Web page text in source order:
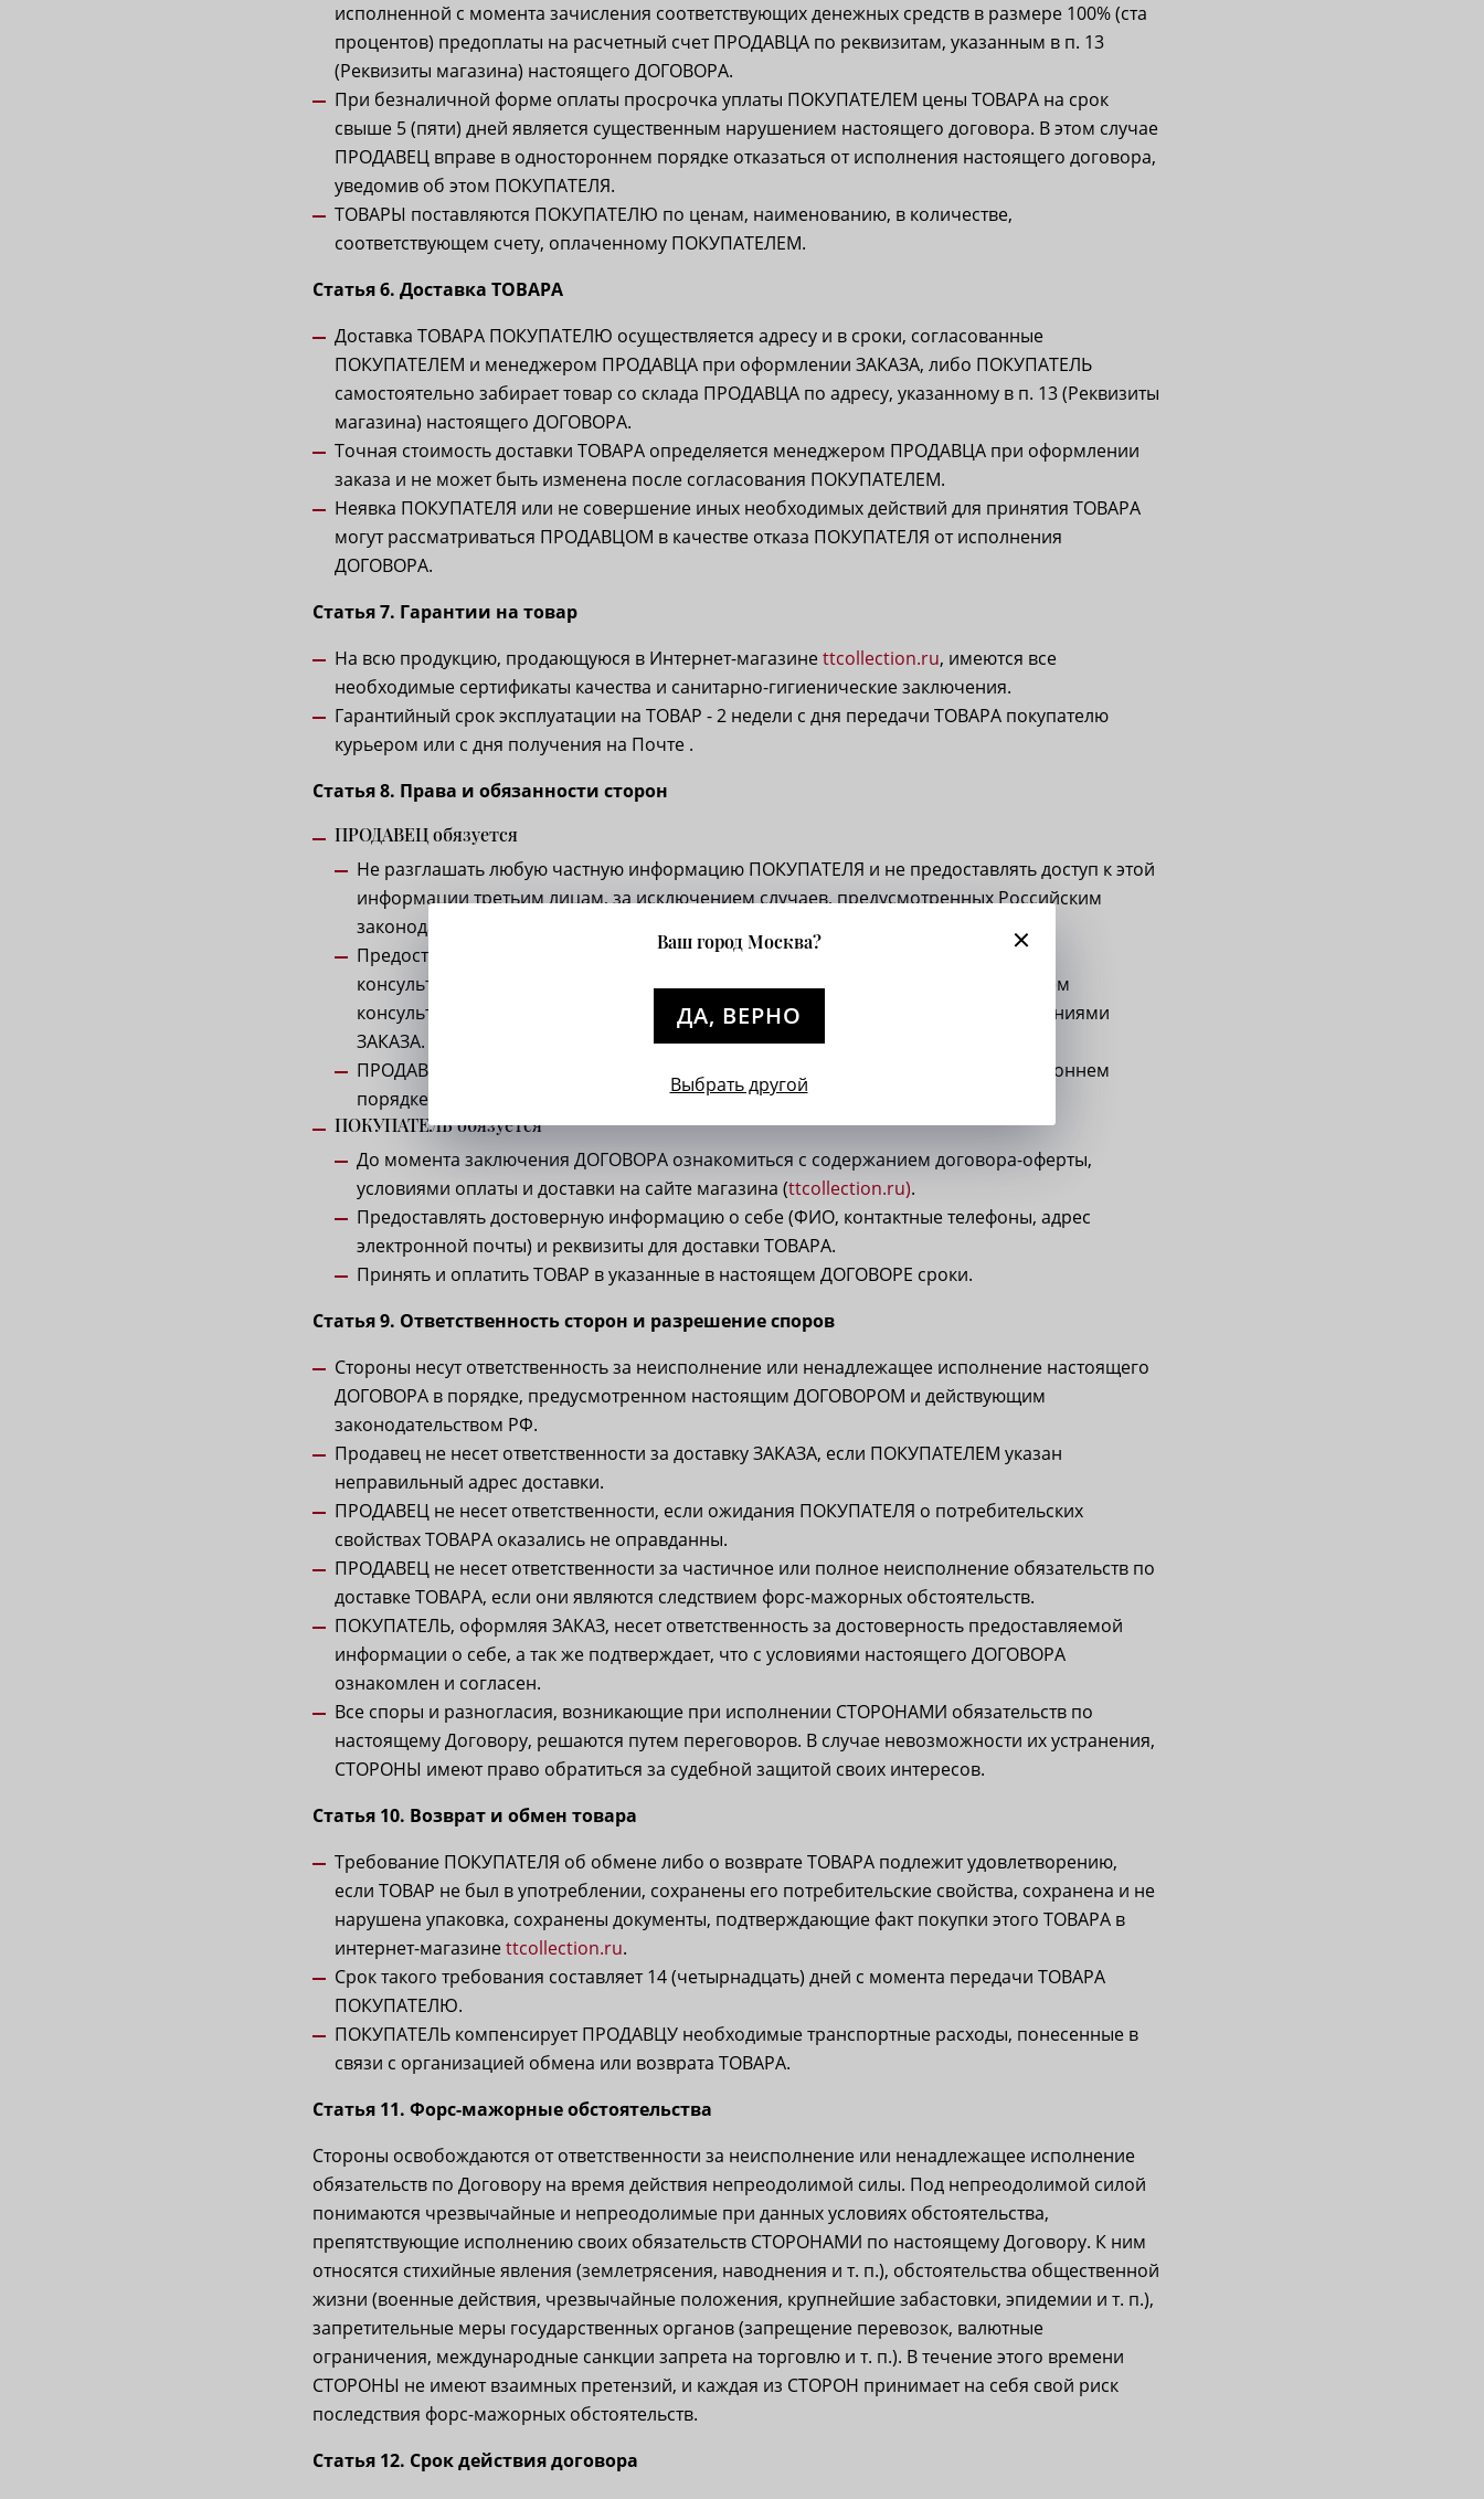
исполненной с момента зачисления соответствующих денежных средств в размере 100% (ста
процентов) предоплаты на расчетный счет ПРОДАВЦА по реквизитам, указанным в п. 13
(Реквизиты магазина) настоящего ДОГОВОРА.
При безналичной форме оплаты просрочка уплаты ПОКУПАТЕЛЕМ цены ТОВАРА на срок
свыше 5 (пяти) дней является существенным нарушением настоящего договора. В этом случае
ПРОДАВЕЦ вправе в одностороннем порядке отказаться от исполнения настоящего договора,
уведомив об этом ПОКУПАТЕЛЯ.
ТОВАРЫ поставляются ПОКУПАТЕЛЮ по ценам, наименованию, в количестве,
соответствующем счету, оплаченному ПОКУПАТЕЛЕМ.
Статья 6. Доставка ТОВАРА
Доставка ТОВАРА ПОКУПАТЕЛЮ осуществляется адресу и в сроки, согласованные
ПОКУПАТЕЛЕМ и менеджером ПРОДАВЦА при оформлении ЗАКАЗА, либо ПОКУПАТЕЛЬ
самостоятельно забирает товар со склада ПРОДАВЦА по адресу, указанному в п. 13 (Реквизиты
магазина) настоящего ДОГОВОРА.
Точная стоимость доставки ТОВАРА определяется менеджером ПРОДАВЦА при оформлении
заказа и не может быть изменена после согласования ПОКУПАТЕЛЕМ.
Неявка ПОКУПАТЕЛЯ или не совершение иных необходимых действий для принятия ТОВАРА
могут рассматриваться ПРОДАВЦОМ в качестве отказа ПОКУПАТЕЛЯ от исполнения
ДОГОВОРА.
Статья 7. Гарантии на товар
На всю продукцию, продающуюся в Интернет-магазинеttcollection.ru, имеются все
необходимые сертификаты качества и санитарно-гигиенические заключения.
Гарантийный срок эксплуатации на ТОВАР - 2 недели с дня передачи ТОВАРА покупателю
курьером или с дня получения на Почте .
Статья 8. Права и обязанности сторон
ПРОДАВЕЦ обязуется
Не разглашать любую частную информацию ПОКУПАТЕЛЯ и не предоставлять доступ к этой
информации третьим лицам, за исключением случаев, предусмотренных Российским
законодательством.
Предоставить ПОКУПАТЕЛЮ возможность получения бесплатных телефонных
консультаций по телефонам, указанным на сайте магазина (
. Объем
консультаций ограничивается конкретными вопросами, связанными с выполнениями
ЗАКАЗА.
ПРОДАВЕЦ оставляет за собой право изменять настоящий ДОГОВОР в одностороннем
порядке до момента его заключения.
ПОКУПАТЕЛЬ обязуется
До момента заключения ДОГОВОРА ознакомиться с содержанием договора-оферты,
условиями оплаты и доставки на сайте магазина (ttcollection.ru).
Предоставлять достоверную информацию о себе (ФИО, контактные телефоны, адрес
электронной почты) и реквизиты для доставки ТОВАРА.
Принять и оплатить ТОВАР в указанные в настоящем ДОГОВОРЕ сроки.
Статья 9. Ответственность сторон и разрешение споров
Стороны несут ответственность за неисполнение или ненадлежащее исполнение настоящего
ДОГОВОРА в порядке, предусмотренном настоящим ДОГОВОРОМ и действующим
законодательством РФ.
Продавец не несет ответственности за доставку ЗАКАЗА, если ПОКУПАТЕЛЕМ указан
неправильный адрес доставки.
ПРОДАВЕЦ не несет ответственности, если ожидания ПОКУПАТЕЛЯ о потребительских
свойствах ТОВАРА оказались не оправданны.
ПРОДАВЕЦ не несет ответственности за частичное или полное неисполнение обязательств по
доставке ТОВАРА, если они являются следствием форс-мажорных обстоятельств.
ПОКУПАТЕЛЬ, оформляя ЗАКАЗ, несет ответственность за достоверность предоставляемой
информации о себе, а так же подтверждает, что с условиями настоящего ДОГОВОРА
ознакомлен и согласен.
Все споры и разногласия, возникающие при исполнении СТОРОНАМИ обязательств по
настоящему Договору, решаются путем переговоров. В случае невозможности их устранения,
СТОРОНЫ имеют право обратиться за судебной защитой своих интересов.
Статья 10. Возврат и обмен товара
Требование ПОКУПАТЕЛЯ об обмене либо о возврате ТОВАРА подлежит удовлетворению,
если ТОВАР не был в употреблении, сохранены его потребительские свойства, сохранена и не
нарушена упаковка, сохранены документы, подтверждающие факт покупки этого ТОВАРА в
интернет-магазинеttcollection.ru.
Срок такого требования составляет 14 (четырнадцать) дней с момента передачи ТОВАРА
ПОКУПАТЕЛЮ.
ПОКУПАТЕЛЬ компенсирует ПРОДАВЦУ необходимые транспортные расходы, понесенные в
связи с организацией обмена или возврата ТОВАРА.
Статья 11. Форс-мажорные обстоятельства
Стороны освобождаются от ответственности за неисполнение или ненадлежащее исполнение
обязательств по Договору на время действия непреодолимой силы. Под непреодолимой силой
понимаются чрезвычайные и непреодолимые при данных условиях обстоятельства,
препятствующие исполнению своих обязательств СТОРОНАМИ по настоящему Договору. К ним
относятся стихийные явления (землетрясения, наводнения и т. п.), обстоятельства общественной
жизни (военные действия, чрезвычайные положения, крупнейшие забастовки, эпидемии и т. п.),
запретительные меры государственных органов (запрещение перевозок, валютные
ограничения, международные санкции запрета на торговлю и т. п.). В течение этого времени
СТОРОНЫ не имеют взаимных претензий, и каждая из СТОРОН принимает на себя свой риск
последствия форс-мажорных обстоятельств.
Статья 12. Срок действия договора
Ваш город Москва?
ДА, ВЕРНО
Выбрать другой